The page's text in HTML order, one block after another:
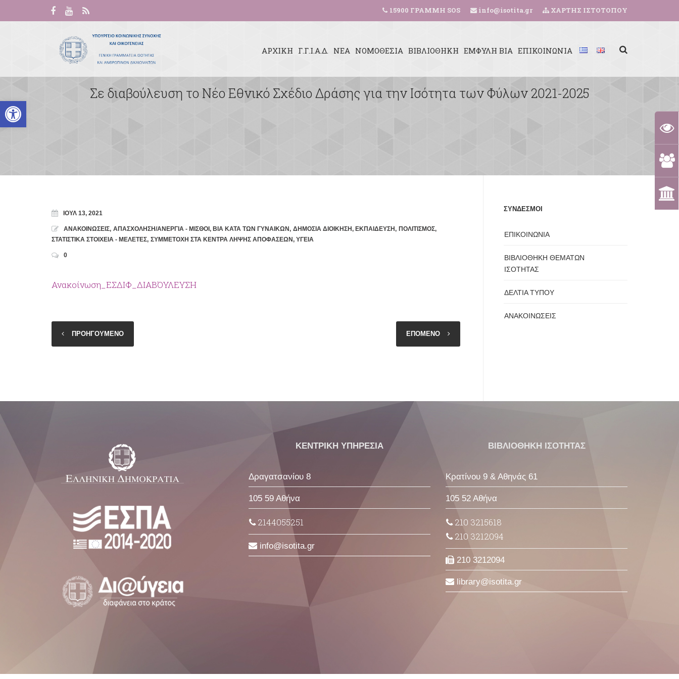
Ανοίξτε τη γραμμή εργαλείων
15900 ΓΡΑΜΜΗ SOS info@isotita.gr ΧΑΡΤΗΣ ΙΣΤΟΤΟΠΟΥ
ΑΡΧΙΚΗ Γ.Γ.Ι.Α.Δ. ΝΕΑ ΝΟΜΟΘΕΣΙΑ ΒΙΒΛΙΟΘΗΚΗ ΕΜΦΥΛΗ ΒΙΑ ΕΠΙΚΟΙΝΩΝΙΑ
Σε διαβούλευση το Νέο Εθνικό Σχέδιο Δράσης για την Ισότητα των Φύλων 2021-2025
ΙΟΎΛ 13, 2021
ΑΝΑΚΟΙΝΩΣΕΙΣ, ΑΠΑΣΧΟΛΗΣΗ/ΑΝΕΡΓΙΑ - ΜΙΣΘΟΙ , ΒΙΑ ΚΑΤΑ ΤΩΝ ΓΥΝΑΙΚΩΝ, ΔΗΜΟΣΙΑ ΔΙΟΙΚΗΣΗ, ΕΚΠΑΙΔΕΥΣΗ, ΠΟΛΙΤΙΣΜΟΣ,
ΣΤΑΤΙΣΤΙΚΑ ΣΤΟΙΧΕΙΑ - ΜΕΛΕΤΕΣ, ΣΥΜΜΕΤΟΧΗ ΣΤΑ ΚΕΝΤΡΑ ΛΗΨΗΣ ΑΠΟΦΑΣΕΩΝ, ΥΓΕΙΑ
0
Ανακοίνωση_ΕΣΔΙΦ_ΔΙΑΒΌΥΛΕΥΣΗ
ΠΡΟΗΓΟΥΜΕΝΟ ΕΠΟΜΕΝΟ
ΣΥΝΔΕΣΜΟΙ
ΕΠΙΚΟΙΝΩΝΙΑ
ΒΙΒΛΙΟΘΗΚΗ ΘΕΜΑΤΩΝ
ΙΣΟΤΗΤΑΣ
ΔΕΛΤΙΑ ΤΥΠΟΥ
ΑΝΑΚΟΙΝΩΣΕΙΣ
ΚΕΝΤΡΙΚΗ ΥΠΗΡΕΣΙΑ
Δραγατσανίου 8
105 59 Αθήνα
2144055251
info isotita gr
ΒΙΒΛΙΟΘΗΚΗ ΙΣΟΤΗΤΑΣ
Κρατίνου 9 & Αθηνάς 61
105 52 Αθήνα
210 3215618
210 3212094
210 3212094
library isotita gr